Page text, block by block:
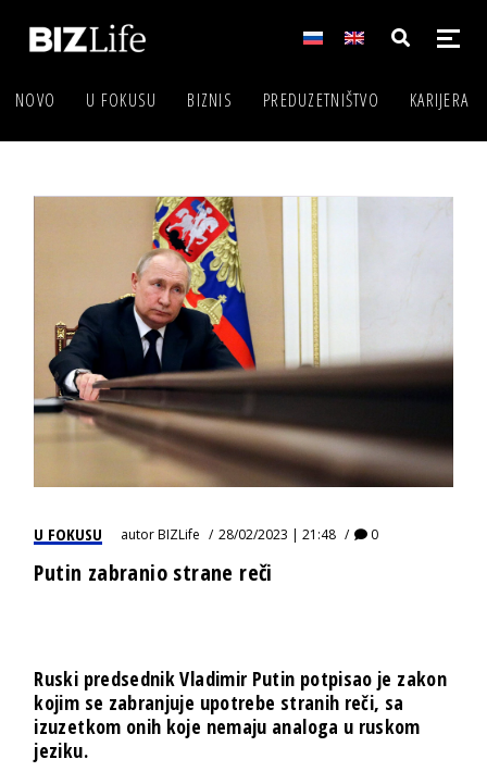
NOVO U FOKUSU BIZNIS PREDUZETNIŠTVO KARIJERA
U FOKUSU autorBIZLife 28/02/2023 | 21:48 0
Putin zabranio strane reči
Ruski predsednik Vladimir Putin potpisao je zakon
kojim se zabranjuje upotrebe stranih reči, sa
izuzetkom onih koje nemaju analoga u ruskom
jeziku.